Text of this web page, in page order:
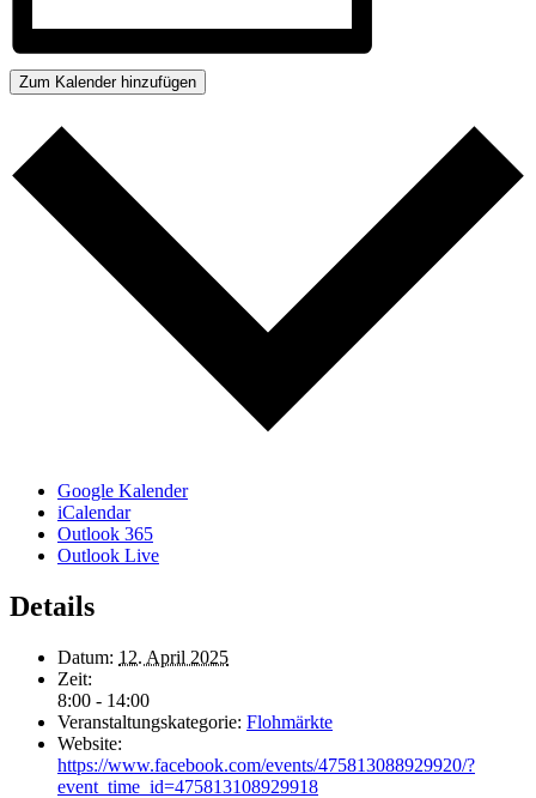
Zum Kalender hinzufügen
Google Kalender
iCalendar
Outlook 365
Outlook Live
Details
Datum: 12. April 2025
Zeit:
8:00 - 14:00
Veranstaltungskategorie: Flohmärkte
Website:
https://www.facebook.com/events/475813088929920/?
event_time_id=475813108929918